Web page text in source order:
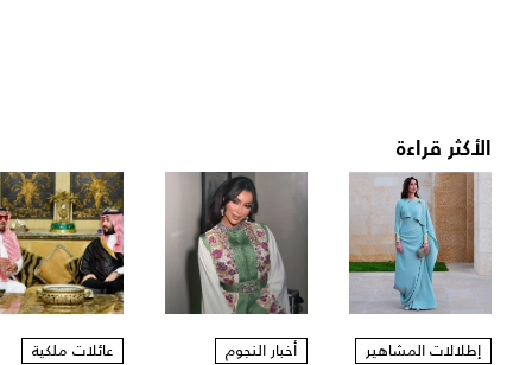
الأكثر قراءة
إطلالات المشاهير أخبار النجوم عائلات ملكية